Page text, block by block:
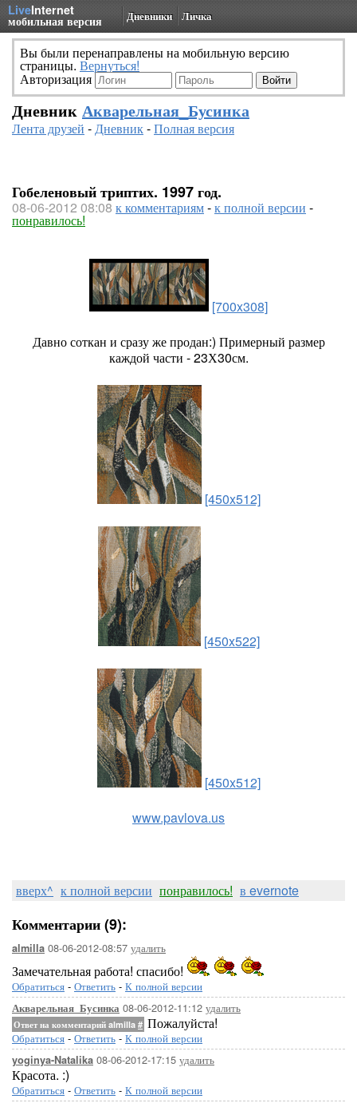
LiveInternet
мобильная версия Дневники Личка
Вы были перенаправлены на мобильную версию
страницы. Вернуться!
Авторизация
Дневник Акварельная_Бусинка
Лента друзей -Дневник-Полная версия
Гобеленовый триптих. 1997 год.
08-06-2012 08:08 к комментариям-к полной версии -
понравилось!
[700x308]
Давно соткан и сразу же продан:) Примерный размер
каждой части - 23Х30см.
[450x512]
[450x522]
[450x512]
www.pavlova.us
вверх^ к полной версии понравилось! в evernote
Комментарии (9):
almilla 08-06-2012-08:57 удалить
Замечательная работа! спасибо!
Обратиться - Ответить - К полной версии
Акварельная_Бусинка 08-06-2012-11:12 удалить
Ответ на комментарий almilla # Пожалуйста!
Обратиться - Ответить - К полной версии
yoginya-Natalika 08-06-2012-17:15 удалить
Красота. :)
Обратиться - Ответить - К полной версии